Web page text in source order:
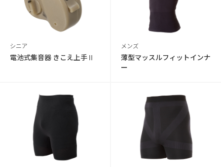
シニア
電池式集音器 きこえ上手Ⅱ
メンズ
薄型マッスルフィットインナ
ー